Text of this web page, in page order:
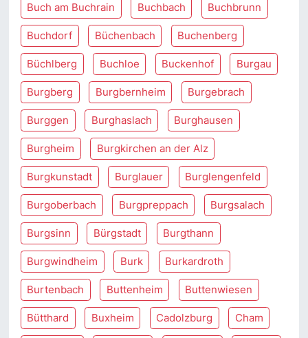
Buch am Buchrain Buchbach Buchbrunn
Buchdorf Büchenbach Buchenberg
Büchlberg Buchloe Buckenhof Burgau
Burgberg Burgbernheim Burgebrach
Burggen Burghaslach Burghausen
Burgheim Burgkirchen an der Alz
Burgkunstadt Burglauer Burglengenfeld
Burgoberbach Burgpreppach Burgsalach
Burgsinn Bürgstadt Burgthann
Burgwindheim Burk Burkardroth
Burtenbach Buttenheim Buttenwiesen
Bütthard Buxheim Cadolzburg Cham